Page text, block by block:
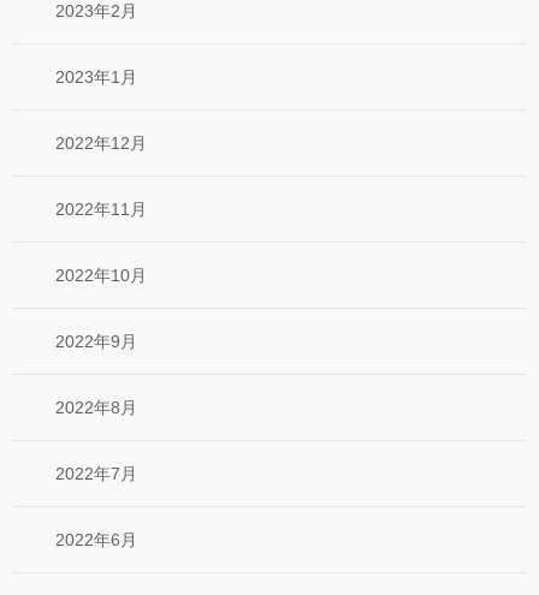
2023年2月
2023年1月
2022年12月
2022年11月
2022年10月
2022年9月
2022年8月
2022年7月
2022年6月